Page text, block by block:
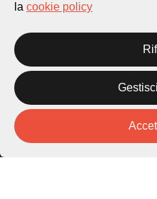
la cookie policy